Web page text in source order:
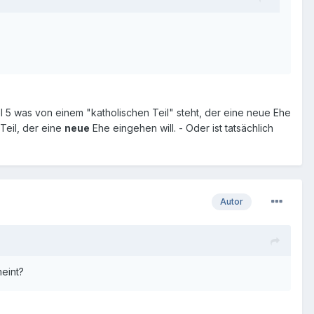
5 was von einem "katholischen Teil" steht, der eine neue Ehe
der eine neue Ehe eingehen will. - Oder ist tatsächlich
Autor